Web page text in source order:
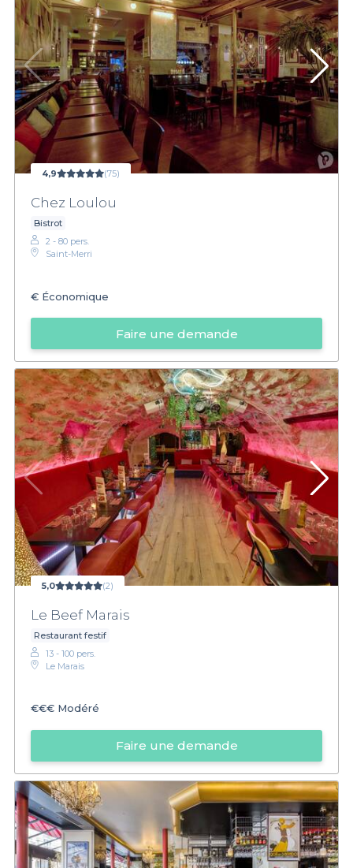
4,9 (75)
Chez Loulou
Bistrot
2 - 80 pers.
Saint-Merri
€ Économique
Faire une demande
5,0 (2)
Le Beef Marais
Restaurant festif
13 - 100 pers.
Le Marais
€€€ Modéré
Faire une demande